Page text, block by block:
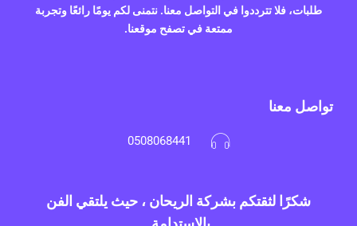
طلبات، فلا تترددوا في التواصل معنا. نتمنى لكم يومًا رائعًا وتجربة
ممتعة في تصفح موقعنا.
تواصل معنا
0508068441
شكرًا لثقتكم بشركة الريحان ، حيث يلتقي الفن